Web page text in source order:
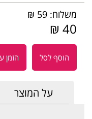
משלוח: 59 ₪
40 ₪
הוסף לסל הזמן
על המוצר